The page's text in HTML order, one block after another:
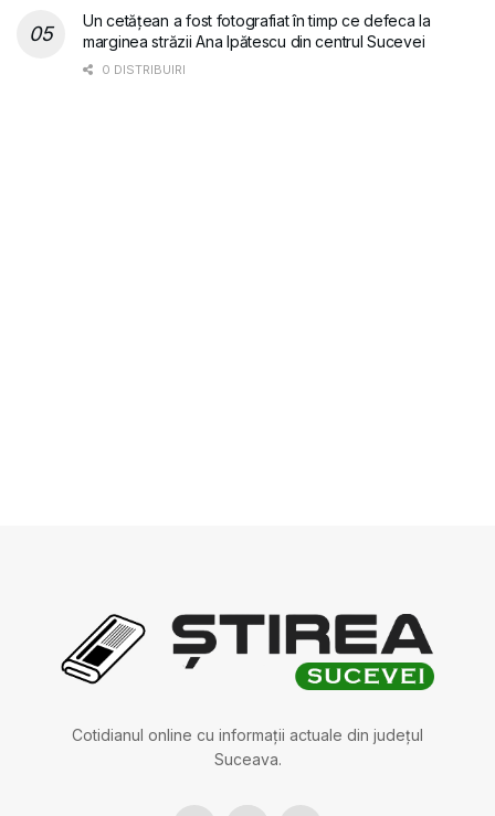
Un cetățean a fost fotografiat în timp ce defeca la
marginea străzii Ana Ipătescu din centrul Sucevei
0 DISTRIBUIRI
Cotidianul online cu informații actuale din județul
Suceava.